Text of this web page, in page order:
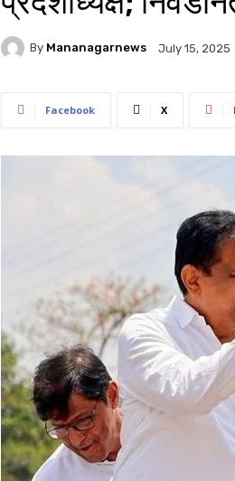
By Mananagarnews July 15, 2025
Facebook X